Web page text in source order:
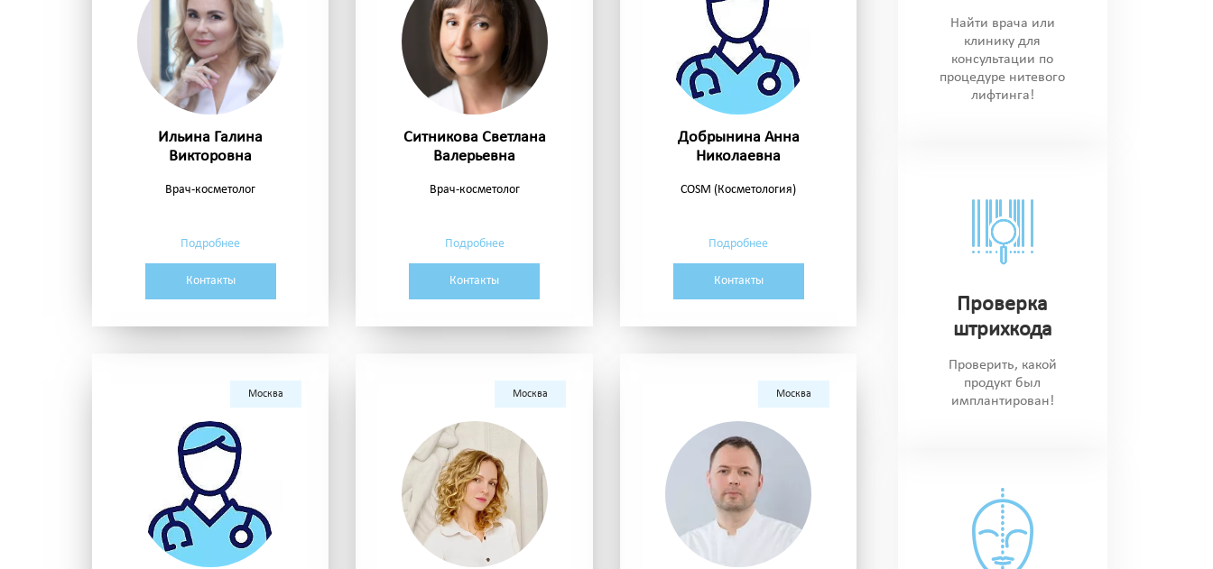
Ильина Галина
Викторовна
Врач-косметолог
Подробнее
Контакты
Ситникова Светлана
Валерьевна
Врач-косметолог
Подробнее
Контакты
Добрынина Анна
Николаевна
COSM (Косметология)
Подробнее
Контакты
Москва Москва Москва
Найти врача или
клинику для
консультации по
процедуре нитевого
лифтинга!
Проверка
штрихкода
Проверить, какой
продукт был
имплантирован!